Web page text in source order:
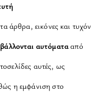
άρθρα, εικόνες και τυχόν
αυτόματααπό
αυτές, ως
η εμφάνιση στο